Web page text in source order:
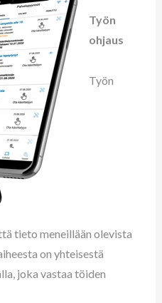
Työn
ohjaus
Työn
tieto meneillään olevista
on yhteisestä
joka vastaa töiden